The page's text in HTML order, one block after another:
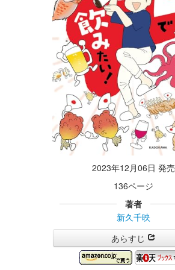
2023年12月06日 発売
136ページ
著者
新久千映
あらすじ